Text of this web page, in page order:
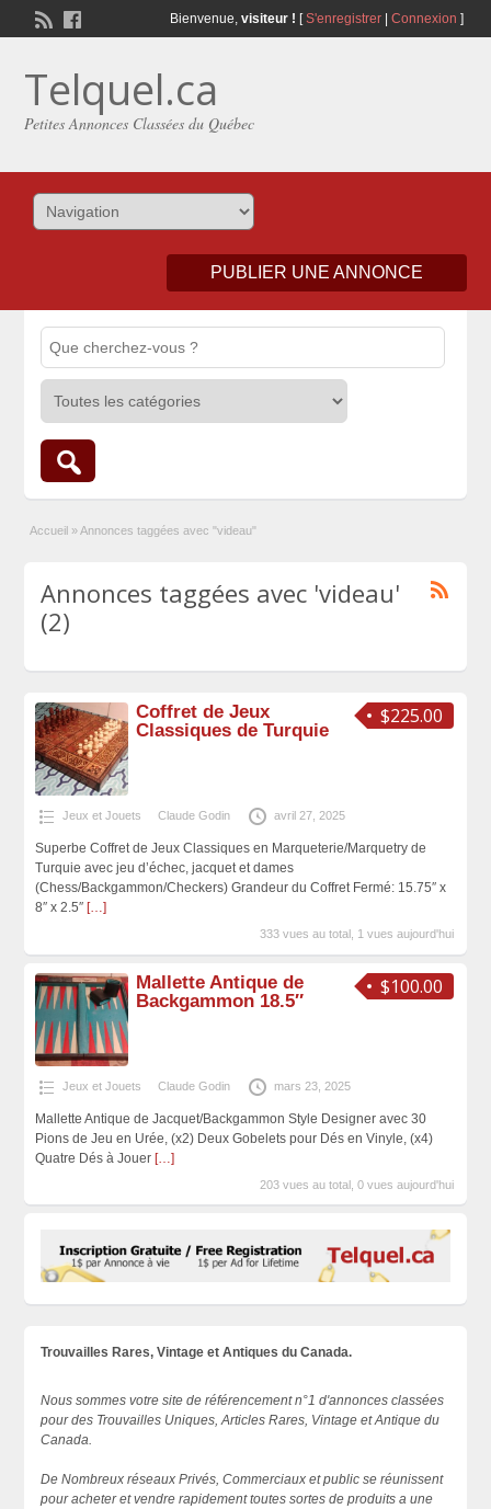
Bienvenue, visiteur ! [S'enregistrer| Connexion ]
Telquel.ca
Petites Annonces Classées du Québec
PUBLIER UNE ANNONCE
Accueil » Annonces taggées avec "videau"
Annonces taggées avec 'videau'
(2)
$225.00
Coffret de Jeux
Classiques de Turquie
Jeux et Jouets Claude Godin avril 27, 2025
Superbe Coffret de Jeux Classiques en Marqueterie/Marquetry de
Turquie avec jeu d’échec, jacquet et dames
(Chess/Backgammon/Checkers) Grandeur du Coffret Fermé: 15.75″ x
8″ x 2.5″ […]
333 vues au total, 1 vues aujourd'hui
$100.00
Mallette Antique de
Backgammon 18.5″
Jeux et Jouets Claude Godin mars 23, 2025
Mallette Antique de Jacquet/Backgammon Style Designer avec 30
Pions de Jeu en Urée, (x2) Deux Gobelets pour Dés en Vinyle, (x4)
Quatre Dés à Jouer […]
203 vues au total, 0 vues aujourd'hui
Trouvailles Rares, Vintage et Antiques du Canada.
Nous sommes votre site de référencement n°1 d'annonces classées
pour des Trouvailles Uniques, Articles Rares, Vintage et Antique du
Canada.
De Nombreux réseaux Privés, Commerciaux et public se réunissent
pour acheter et vendre rapidement toutes sortes de produits a une